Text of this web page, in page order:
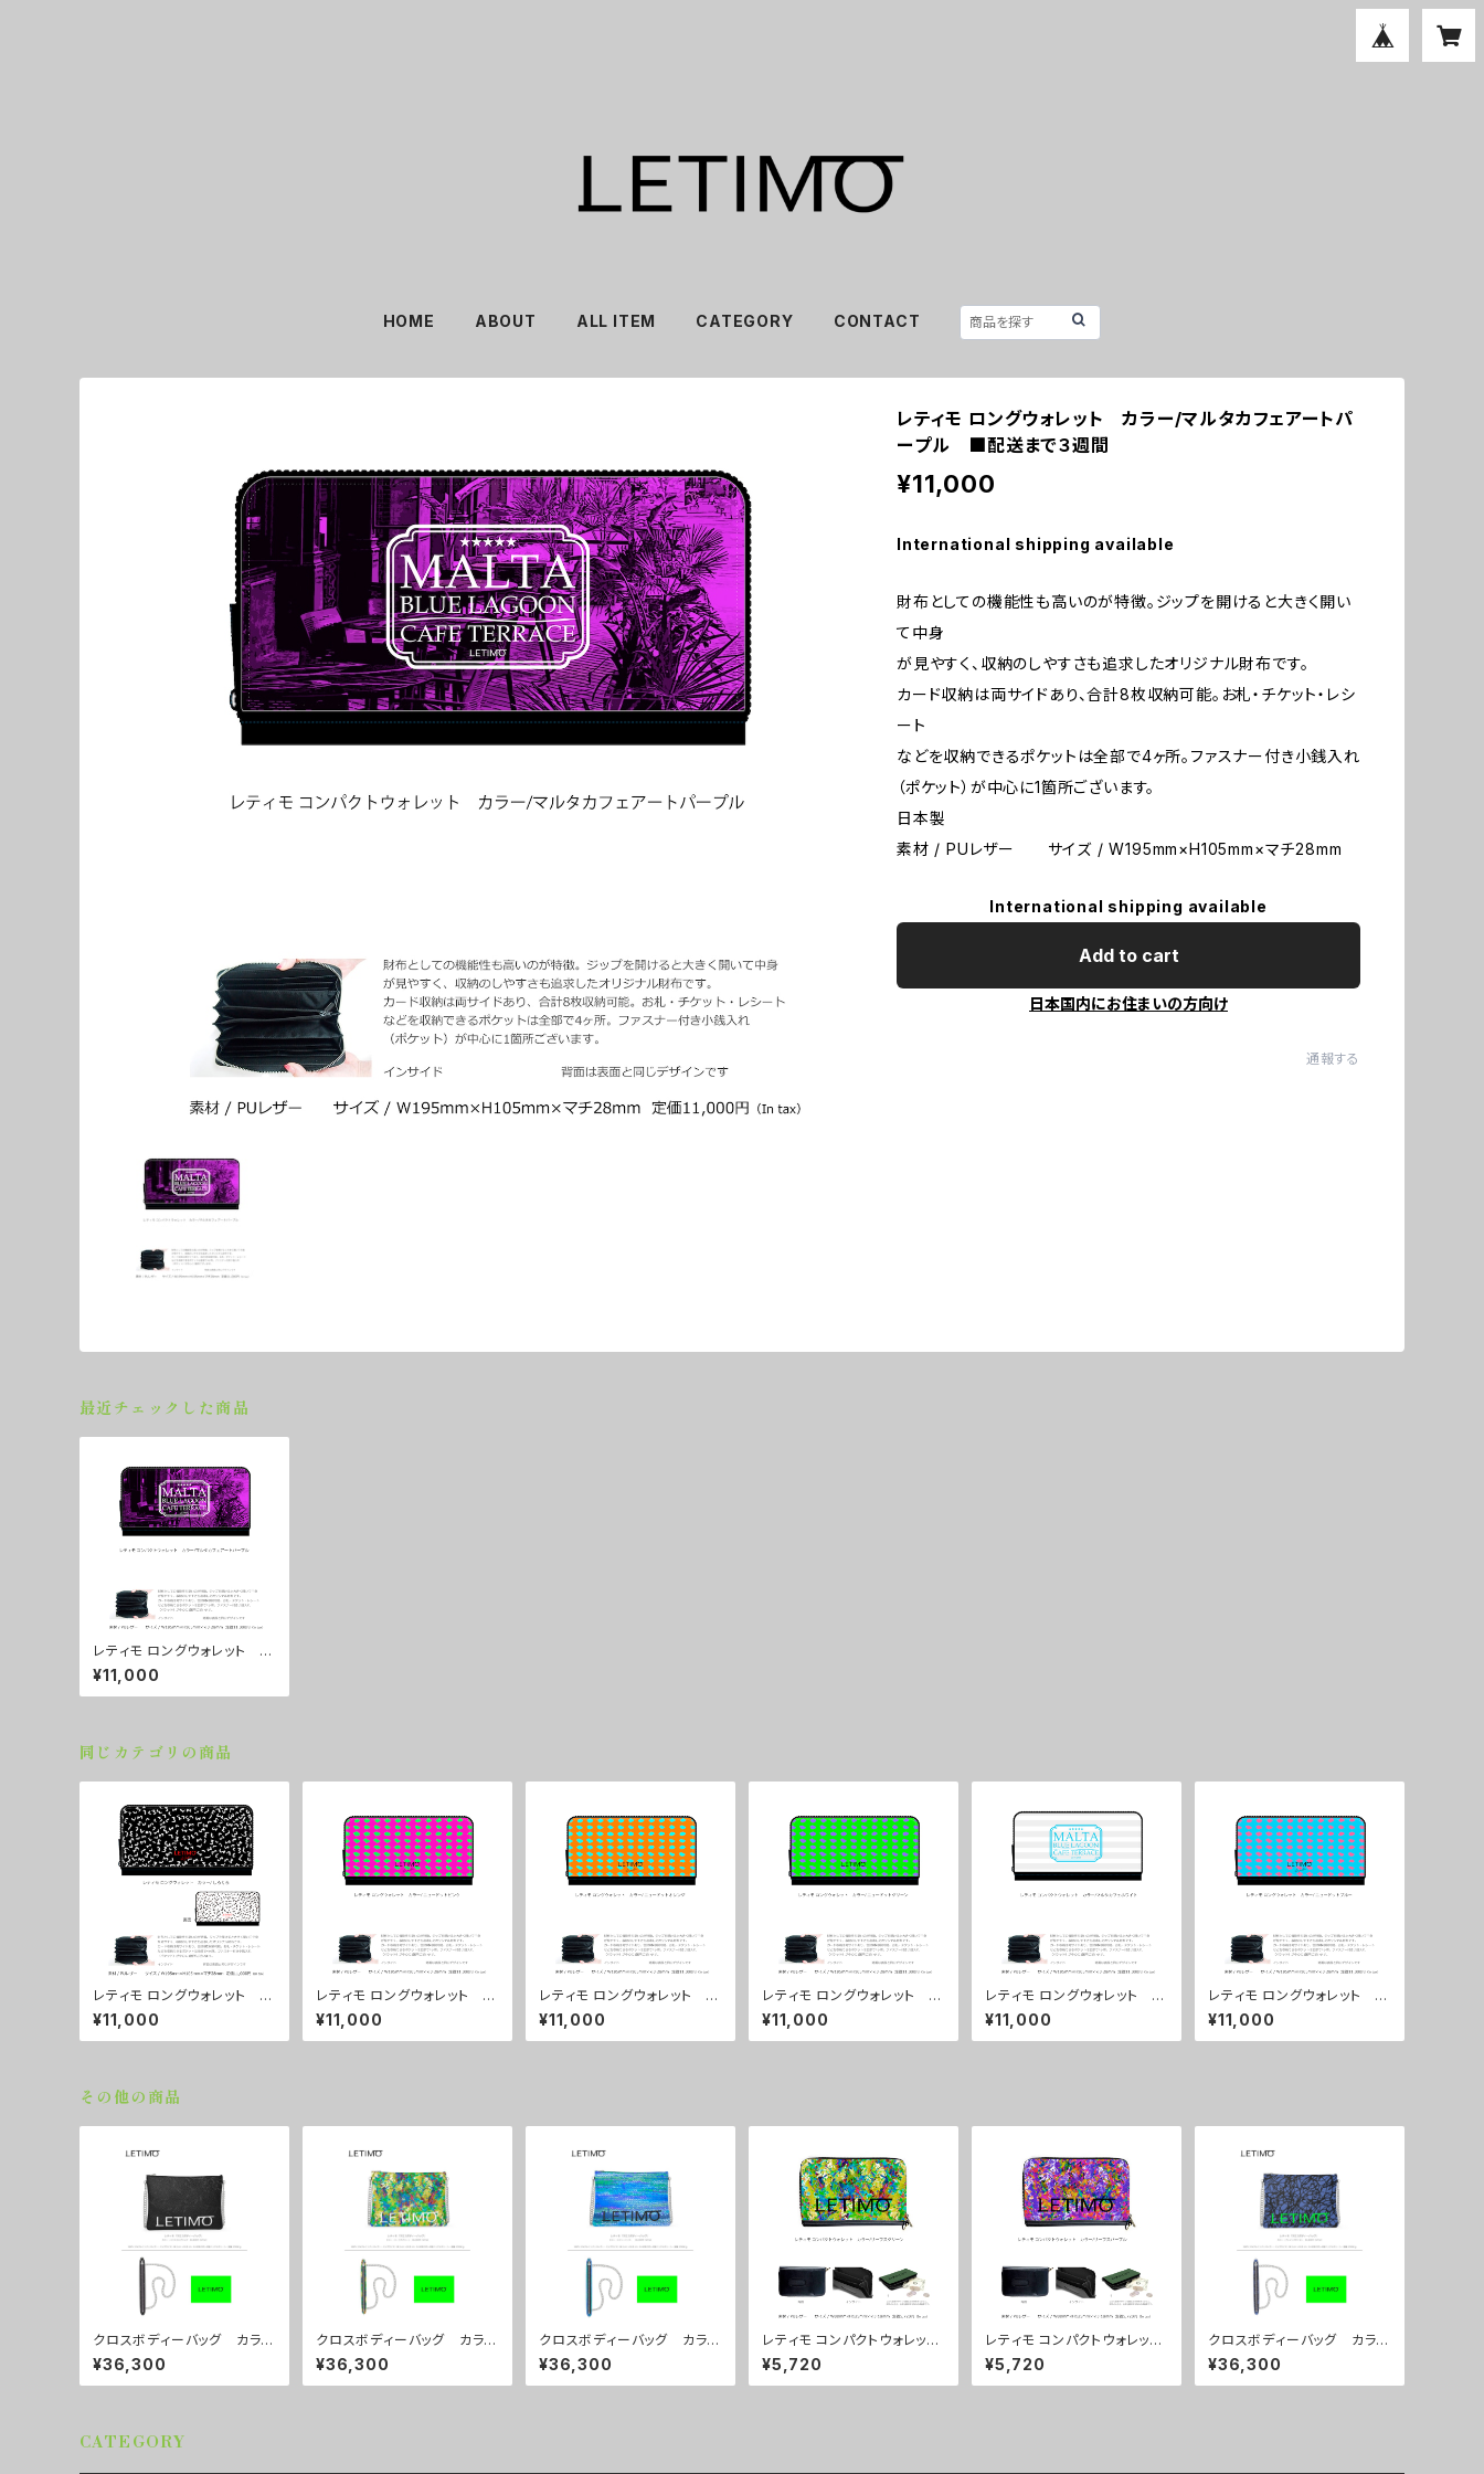
HOME ABOUT ALL ITEM CATEGORY CONTACT
レティモ ロングウォレット カラー/マルタカフェアートパ
ープル ■配送まで３週間
¥11,000
International shipping available
財布としての機能性も高いのが特徴。ジップを開けると大きく開い
て中身
が見やすく、収納のしやすさも追求したオリジナル財布です。
カード収納は両サイドあり、合計8枚収納可能。お札・チケット・レシ
ート
などを収納できるポケットは全部で4ヶ所。ファスナー付き小銭入れ
（ポケット）が中心に1箇所ございます。
日本製
素材 / PUレザー サイズ / W195mm×H105mm×マチ28mm
International shipping available
Add to cart
日本国内にお住まいの方向け
通報する
最近チェックした商品
レティモ ロングウォレット カ
ラー/マルタカフェアートパー
プル ■配送まで３週間
¥11,000
同じカテゴリの商品
レティモ ロングウォレット カ
ラー/しろくろ ■配送まで３
週間
¥11,000
レティモ ロングウォレット カ
ラー/ ニュードットピンク ■
配送まで３週間
¥11,000
レティモ ロングウォレット カ
ラー/ ニュードットオレンジ
■配送まで３週間
¥11,000
レティモ ロングウォレット カ
ラー/ ニュードットグリーン
■配送まで３週間
¥11,000
レティモ ロングウォレット カ
ラー/マルタカフェホワイト
■配送まで３週間
¥11,000
レティモ ロングウォレット カ
ラー/ ニュードットブルー ■
配送まで３週間
¥11,000
その他の商品
クロスボディーバッグ カラ
ー/ミストラルブラック ■配
送まで約１か月
¥36,300
クロスボディーバッグ カラ
ー/リーフスグリーン ■配送
まで約１か月
¥36,300
クロスボディーバッグ カラ
ー/シティーナイト ■配送ま
で約１か月
¥36,300
レティモ コンパクトウォレッ
ト カラー/リーフスグリー
ン ■配送まで3週間
¥5,720
レティモ コンパクトウォレッ
ト カラー/リーフスパープ
ル ■配送まで3週間
¥5,720
クロスボディーバッグ カラ
ー/ブレインズネイビー ■配
送まで約１か月
¥36,300
CATEGORY